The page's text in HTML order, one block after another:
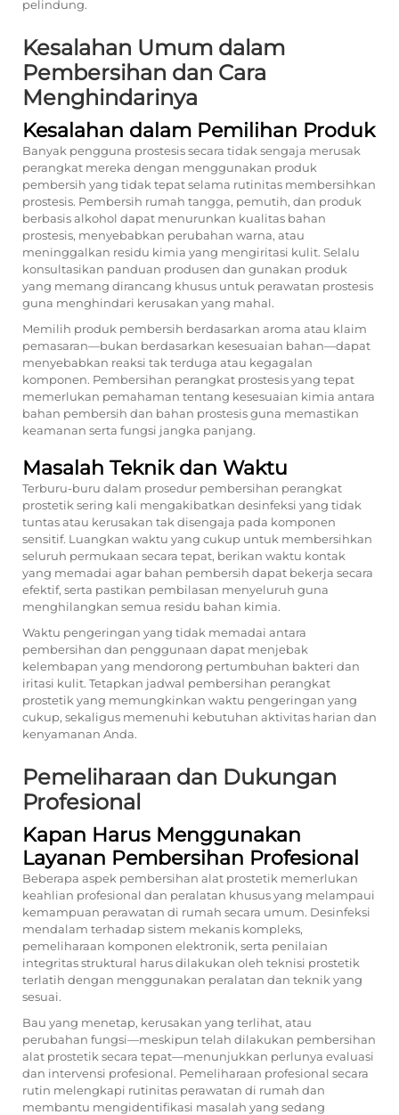
pelindung.
Kesalahan Umum dalam
Pembersihan dan Cara
Menghindarinya
Kesalahan dalam Pemilihan Produk
Banyak pengguna prostesis secara tidak sengaja merusak
perangkat mereka dengan menggunakan produk
pembersih yang tidak tepat selama rutinitas membersihkan
prostesis. Pembersih rumah tangga, pemutih, dan produk
berbasis alkohol dapat menurunkan kualitas bahan
prostesis, menyebabkan perubahan warna, atau
meninggalkan residu kimia yang mengiritasi kulit. Selalu
konsultasikan panduan produsen dan gunakan produk
yang memang dirancang khusus untuk perawatan prostesis
guna menghindari kerusakan yang mahal.
Memilih produk pembersih berdasarkan aroma atau klaim
pemasaran—bukan berdasarkan kesesuaian bahan—dapat
menyebabkan reaksi tak terduga atau kegagalan
komponen. Pembersihan perangkat prostesis yang tepat
memerlukan pemahaman tentang kesesuaian kimia antara
bahan pembersih dan bahan prostesis guna memastikan
keamanan serta fungsi jangka panjang.
Masalah Teknik dan Waktu
Terburu-buru dalam prosedur pembersihan perangkat
prostetik sering kali mengakibatkan desinfeksi yang tidak
tuntas atau kerusakan tak disengaja pada komponen
sensitif. Luangkan waktu yang cukup untuk membersihkan
seluruh permukaan secara tepat, berikan waktu kontak
yang memadai agar bahan pembersih dapat bekerja secara
efektif, serta pastikan pembilasan menyeluruh guna
menghilangkan semua residu bahan kimia.
Waktu pengeringan yang tidak memadai antara
pembersihan dan penggunaan dapat menjebak
kelembapan yang mendorong pertumbuhan bakteri dan
iritasi kulit. Tetapkan jadwal pembersihan perangkat
prostetik yang memungkinkan waktu pengeringan yang
cukup, sekaligus memenuhi kebutuhan aktivitas harian dan
kenyamanan Anda.
Pemeliharaan dan Dukungan
Profesional
Kapan Harus Menggunakan
Layanan Pembersihan Profesional
Beberapa aspek pembersihan alat prostetik memerlukan
keahlian profesional dan peralatan khusus yang melampaui
kemampuan perawatan di rumah secara umum. Desinfeksi
mendalam terhadap sistem mekanis kompleks,
pemeliharaan komponen elektronik, serta penilaian
integritas struktural harus dilakukan oleh teknisi prostetik
terlatih dengan menggunakan peralatan dan teknik yang
sesuai.
Bau yang menetap, kerusakan yang terlihat, atau
perubahan fungsi—meskipun telah dilakukan pembersihan
alat prostetik secara tepat—menunjukkan perlunya evaluasi
dan intervensi profesional. Pemeliharaan profesional secara
rutin melengkapi rutinitas perawatan di rumah dan
membantu mengidentifikasi masalah yang sedang